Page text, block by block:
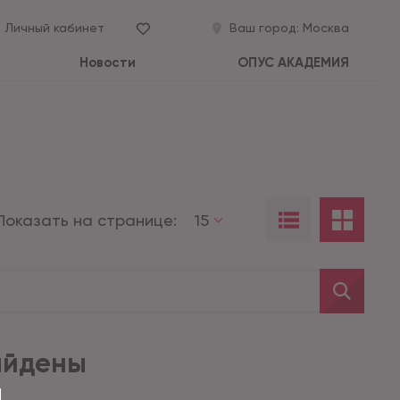
Личный кабинет Ваш город: Москва
Новости ОПУС АКАДЕМИЯ
на странице: 15